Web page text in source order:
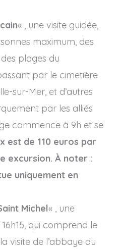
« , une visite guidée,
maximum, des
plages du
par le cimetière
sur-Mer, et d’autres
par les alliés
commence à 9h et se
est de 110 euros par
excursion. À noter :
uniquement en
Michel« , une
qui comprend le
visite de l’abbaye du